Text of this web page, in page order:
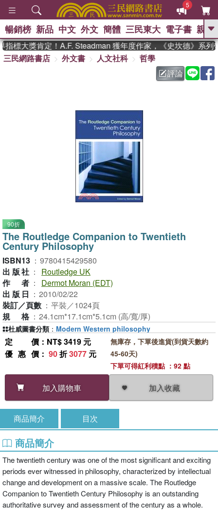
5
GO
熱搜： 東野圭吾 、
父親節 、 如果歷
暑期推薦 、 國際布克
偉大的迷走神經
暢銷榜 新品 中文 外文 簡體 三民東大 電子書 親子
標大獎肯定！A.F. Steadman 獲年度作家，《史坎德》系列
三民網路書店
外文書 人文社科
哲學
評論
90折
The Routledge Companion to Twentieth
Century Philosophy
ISBN13 ： 9780415429580
出版社 ：
Routledge UK
作者 ：
Dermot Moran (EDT)
出版日 ： 2010/02/22
裝訂／頁數 ： 平裝／1024頁
規格 ： 24.1cm*17.1cm*5.1cm (高/寬/厚)
定價 ：NT$ 3419 元
優惠價 ： 90折3077 元
加入購物車 加入收藏
無庫存，下單後進貨(到貨天數約
45-60天)
下單可得紅利積點 ：92 點
杜威圖書分類 ： Modern Western philosophy
商品簡介 目次
商品簡介
The twentieth century was one of the most significant and exciting
periods ever witnessed in philosophy, characterized by intellectual
change and development on a massive scale. The Routledge
Companion to Twentieth Century Philosophy is an outstanding
authoritative survey and assessment of the century as a whole.